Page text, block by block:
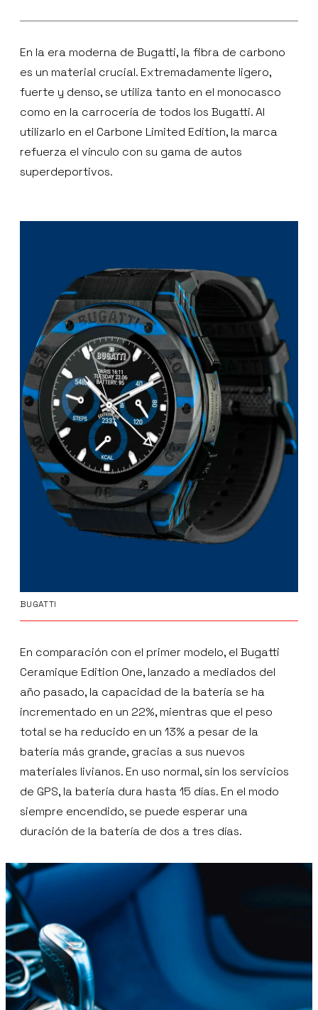
En la era moderna de Bugatti, la fibra de carbono
es un material crucial. Extremadamente ligero,
fuerte y denso, se utiliza tanto en el monocasco
como en la carrocería de todos los Bugatti. Al
utilizarlo en el Carbone Limited Edition, la marca
refuerza el vínculo con su gama de autos
superdeportivos.
BUGATTI
En comparación con el primer modelo, el Bugatti
Ceramique Edition One, lanzado a mediados del
año pasado, la capacidad de la batería se ha
incrementado en un 22%, mientras que el peso
total se ha reducido en un 13% a pesar de la
batería más grande, gracias a sus nuevos
materiales livianos. En uso normal, sin los servicios
de GPS, la batería dura hasta 15 días. En el modo
siempre encendido, se puede esperar una
duración de la batería de dos a tres días.